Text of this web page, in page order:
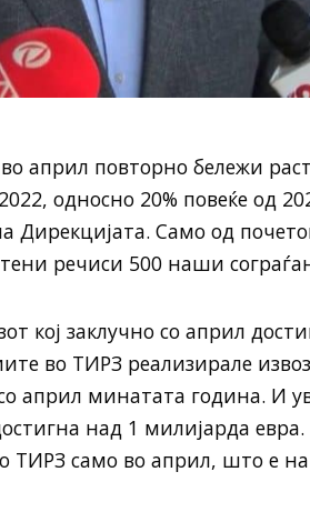
април повторно бележи
односно 20% повеќе од
Дирекцијата. Само од
речиси 500 наши
кој заклучно со април
во ТИРЗ реализирале
април минатата година. И
над 1 милијарда
ТИРЗ само во април, што е